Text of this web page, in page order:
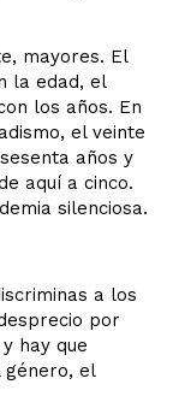
mayores. El
la edad, el
los años. En
el veinte
años y
aquí a cinco.
silenciosa.
a los
por
hay que
género, el